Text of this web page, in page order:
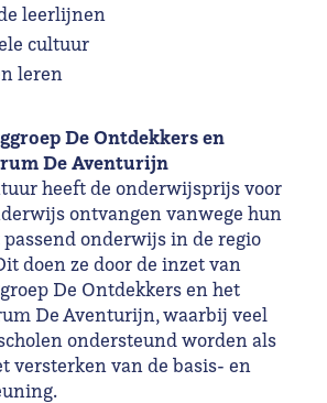
leerlijnen
cultuur
leren
De Ontdekkers en
De Aventurijn
heeft de onderwijsprijs voor
ontvangen vanwege hun
onderwijs in de regio
doen ze door de inzet van
De Ontdekkers en het
De Aventurijn, waarbij veel
ondersteund worden als
versterken van de basis- en